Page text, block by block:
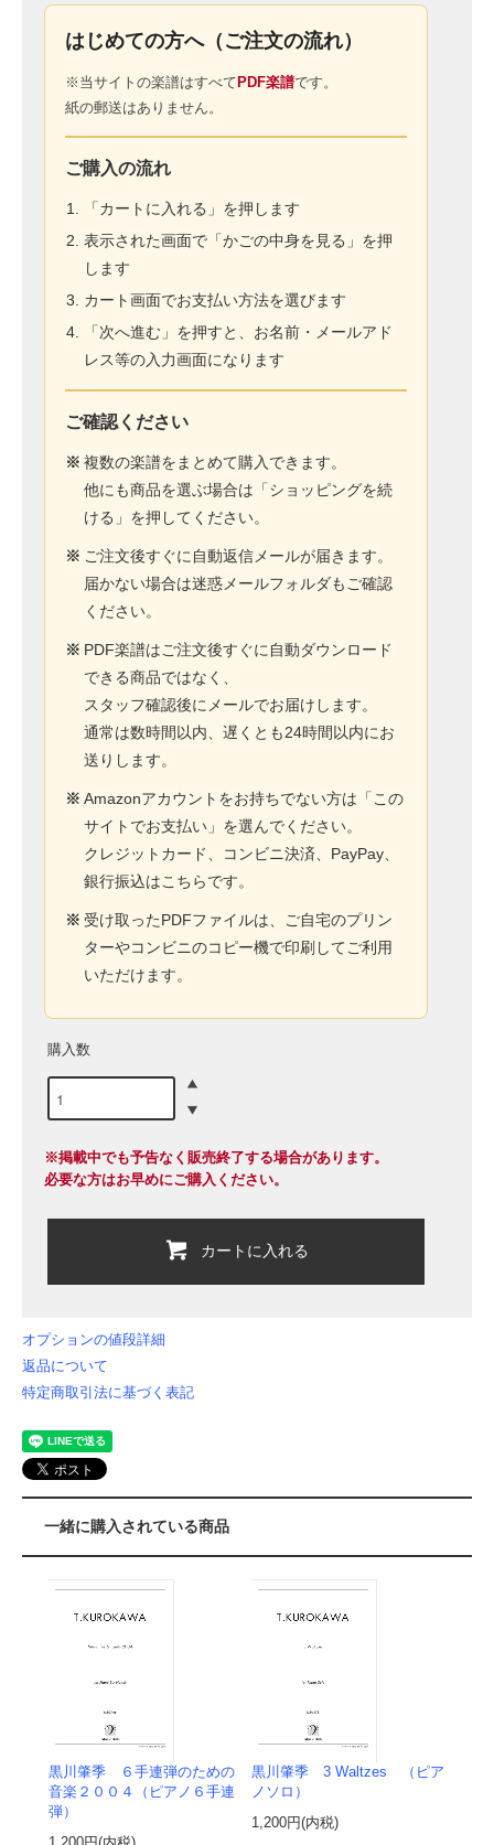
はじめての方へ（ご注文の流れ）
※当サイトの楽譜はすべて PDF楽譜です。
紙の郵送はありません。
ご購入の流れ
「カートに入れる」を押します
表示された画面で「かごの中身を見る」を押
します
カート画面でお支払い方法を選びます
「次へ進む」を押すと、お名前・メールアド
レス等の入力画面になります
ご確認ください
※ 複数の楽譜をまとめて購入できます。
他にも商品を選ぶ場合は「ショッピングを続
ける」を押してください。
※ ご注文後すぐに自動返信メールが届きます。
届かない場合は迷惑メールフォルダもご確認
ください。
※ PDF楽譜はご注文後すぐに自動ダウンロード
できる商品ではなく、
スタッフ確認後にメールでお届けします。
通常は数時間以内、遅くとも24時間以内にお
送りします。
※ Amazonアカウントをお持ちでない方は「この
サイトでお支払い」を選んでください。
クレジットカード、コンビニ決済、PayPay、
銀行振込はこちらです。
※ 受け取ったPDFファイルは、ご自宅のプリン
ターやコンビニのコピー機で印刷してご利用
いただけます。
購入数
※掲載中でも予告なく販売終了する場合があります。
必要な方はお早めにご購入ください。
カートに入れる
オプションの値段詳細
返品について
特定商取引法に基づく表記
一緒に購入されている商品
黒川肇季 ６手連弾のための
音楽２００４（ピアノ６手連
弾）
黒川肇季 3 Waltzes （ピア
ノソロ）
1,200円(内税)